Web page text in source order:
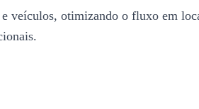
veículos, otimizando o fluxo em